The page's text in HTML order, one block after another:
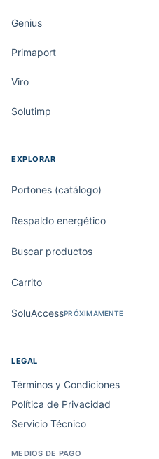
Genius
Primaport
Viro
Solutimp
EXPLORAR
Portones (catálogo)
Respaldo energético
Buscar productos
Carrito
SoluAccessPRÓXIMAMENTE
LEGAL
Términos y Condiciones
Política de Privacidad
Servicio Técnico
MEDIOS DE PAGO